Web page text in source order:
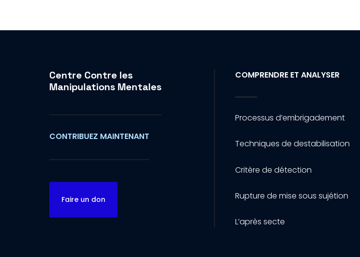
Centre Contre les
Manipulations Mentales
CONTRIBUEZ MAINTENANT
Faire un don
COMPRENDRE ET ANALYSER
Processus d’embrigadement
Techniques de destabilisation
Critère de détection
Rupture de mise sous sujétion
L’après secte